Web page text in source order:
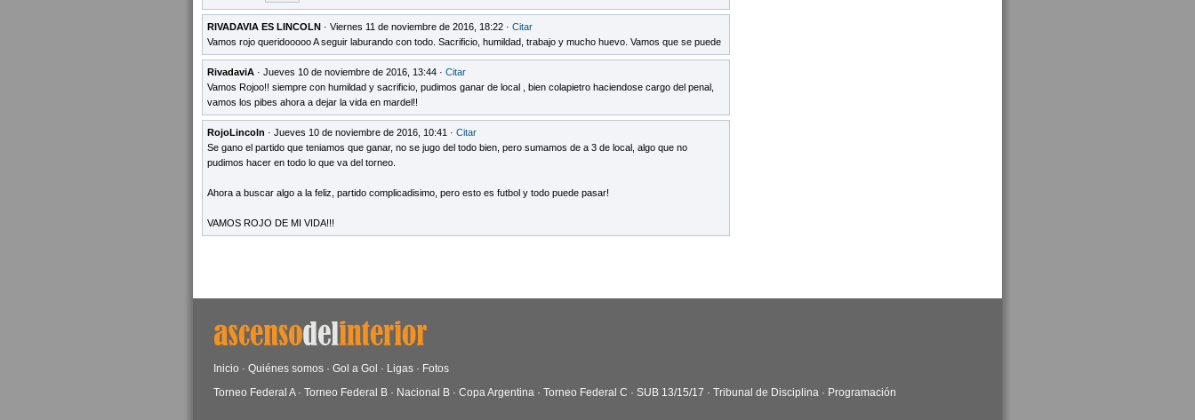
RIVADAVIA ES LINCOLN · Viernes 11 de noviembre de 2016, 18:22 · Citar
Vamos rojo queridooooo A seguir laburando con todo. Sacrificio, humildad, trabajo y mucho huevo. Vamos que se puede
RivadaviA · Jueves 10 de noviembre de 2016, 13:44 · Citar
Vamos Rojoo!! siempre con humildad y sacrificio, pudimos ganar de local , bien colapietro haciendose cargo del penal,
vamos los pibes ahora a dejar la vida en mardel!!
RojoLincoln · Jueves 10 de noviembre de 2016, 10:41 · Citar
Se gano el partido que teniamos que ganar, no se jugo del todo bien, pero sumamos de a 3 de local, algo que no
pudimos hacer en todo lo que va del torneo.
Ahora a buscar algo a la feliz, partido complicadisimo, pero esto es futbol y todo puede pasar!
VAMOS ROJO DE MI VIDA!!!
Inicio · Quiénes somos · Gol a Gol · Ligas · Fotos
Torneo Federal A· Torneo Federal B · Nacional B · Copa Argentina · Torneo Federal C · SUB 13/15/17 · Tribunal de Disciplina · Programación